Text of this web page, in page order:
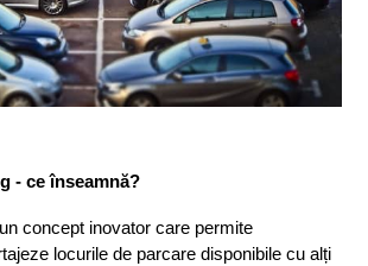
- ce înseamnă?
concept inovator care permite
locurile de parcare disponibile cu alți